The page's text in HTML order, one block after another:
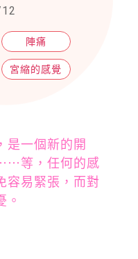
陣痛
宮縮的感覺
是一個新的開
等，任何的感
容易緊張，而對
。